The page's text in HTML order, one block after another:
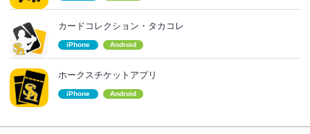
カードコレクション・タカコレ
iPhone Android
ホークスチケットアプリ
iPhone Android